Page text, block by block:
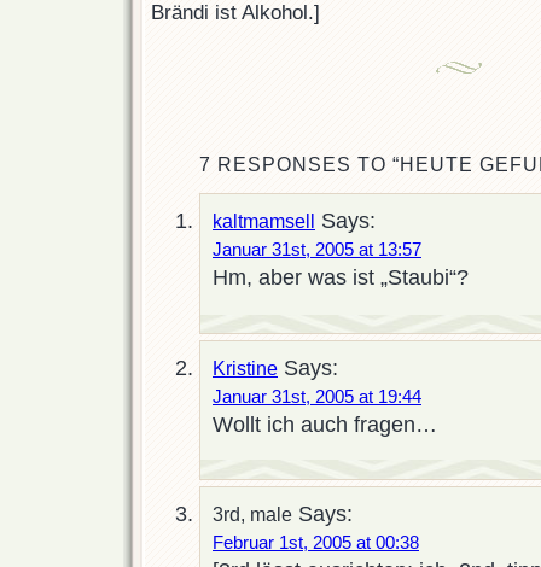
Brändi ist Alkohol.]
7 RESPONSES TO “HEUTE
kaltmamsell Says:
Januar 31st, 2005 at 13:57
Hm, aber was ist „Staubi“?
Kristine Says:
Januar 31st, 2005 at 19:44
Wollt ich auch fragen…
3rd, male Says:
Februar 1st, 2005 at 00:38